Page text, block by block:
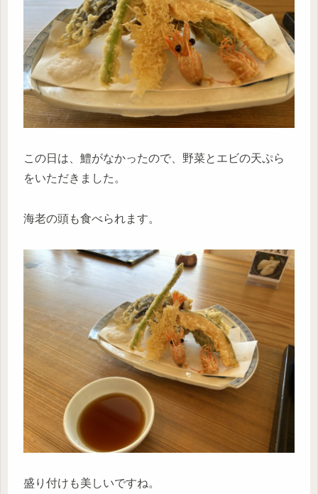
この日は、鱧がなかったので、野菜とエビの天ぷら
をいただきました。
海老の頭も食べられます。
盛り付けも美しいですね。